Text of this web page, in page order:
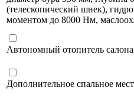
(телескопический шнек),
моментом до 8000 Нм,
Автономный отопитель
Дополнительное спальное